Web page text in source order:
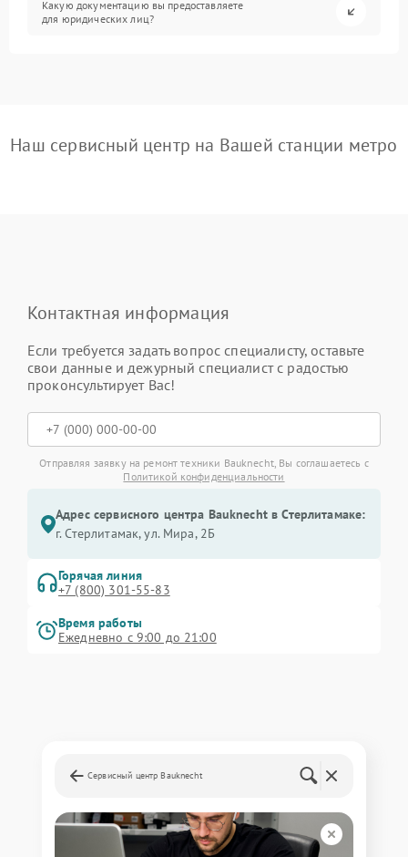
Какую документацию вы предоставляете
для юридических лиц?
Наш сервисный центр на Вашей станции метро
Контактная информация
Если требуется задать вопрос специалисту, оставьте
свои данные и дежурный специалист с радостью
проконсультирует Вас!
Отправляя заявку на ремонт техники Bauknecht, Вы соглашаетесь с
Политикой конфиденциальности
Адрес сервисного центра Bauknecht в Стерлитамаке:
г. Стерлитамак, ул. Мира, 2Б
Горячая линия
+7 (800) 301-55-83
Время работы
Ежедневно с 9:00 до 21:00
Сервисный центр Bauknecht